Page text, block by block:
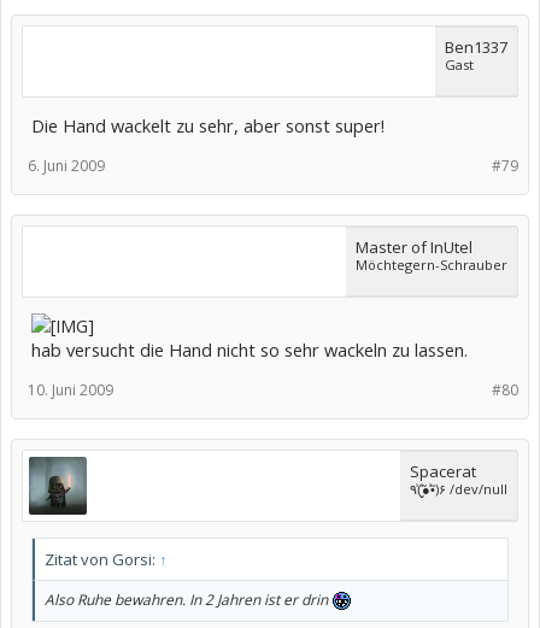
Ben1337
Gast
Die Hand wackelt zu sehr, aber sonst super!
#79
6. Juni 2009
Master of InUtel
Möchtegern-Schrauber
hab versucht die Hand nicht so sehr wackeln zu lassen.
#80
10. Juni 2009
Spacerat
٩(̾●̮̮̃̾•̃̾)۶ /dev/null
Zitat von Gorsi: ↑
Also Ruhe bewahren. In 2 Jahren ist er drin